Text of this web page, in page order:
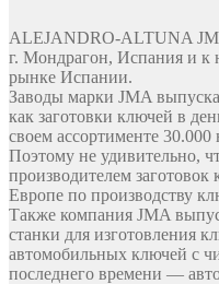
ALEJANDRO-ALTUNA
г. Мондрагон, Испания и к
рынке Испании.
Заводы марки JMA
как заготовки ключей в
своем ассортименте
Поэтому не удивительно,
производителем
Европе по производству
Также компания JMA
станки для изготовления
автомобильных ключей с
последнего времени —